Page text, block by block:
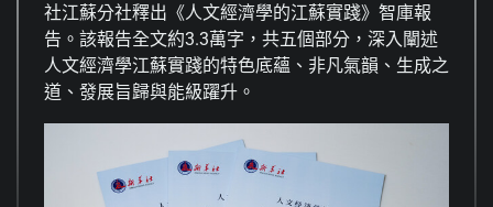
社江蘇分社釋出《人文經濟學的江蘇實踐》智庫報
告。該報告全文約3.3萬字，共五個部分，深入闡述
人文經濟學江蘇實踐的特色底蘊、非凡氣韻、生成之
道、發展旨歸與能級躍升。